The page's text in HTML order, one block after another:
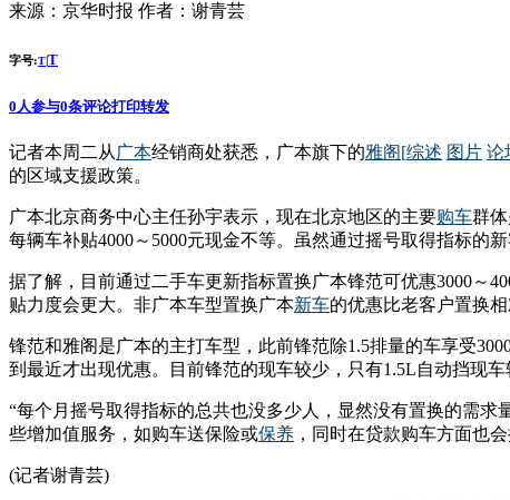
来源： 京华时报 作者： 谢青芸
字号:T|T
0 人参与0条评论打印转发
记者本周二从 广本经销商处获悉，广本旗下的雅阁[综述 图片 论
的区域支援政策。
广本北京商务中心主任孙宇表示，现在北京地区的主要购车群
每辆车补贴4000～5000元现金不等。虽然通过摇号取得指标的
据了解，目前通过二手车更新指标置换广本锋范可优惠3000～
贴力度会更大。非广本车型置换广本新车的优惠比老客户置换相
锋范和雅阁是广本的主打车型，此前锋范除1.5排量的车享受
到最近才出现优惠。目前锋范的现车较少，只有1.5L自动挡现
“每个月摇号取得指标的总共也没多少人，显然没有置换的需求
些增加值服务，如购车送保险或保养 ，同时在贷款购车方面也
(记者谢青芸)